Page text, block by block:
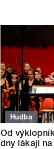
Hudba
Od
dny lákají